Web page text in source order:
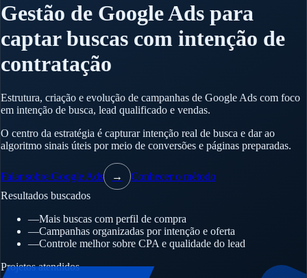
Gestão de Google Ads para
captar buscas com intenção de
contratação
Estrutura, criação e evolução de campanhas de Google Ads com foco
em intenção de busca, lead qualificado e vendas.
O centro da estratégia é capturar intenção real de busca e dar ao
algoritmo sinais úteis por meio de conversões e páginas preparadas.
Falar sobre Google Ads →
Conhecer o método
Resultados buscados
—Mais buscas com perfil de compra
—Campanhas organizadas por intenção e oferta
—Controle melhor sobre CPA e qualidade do lead
Projetos atendidos